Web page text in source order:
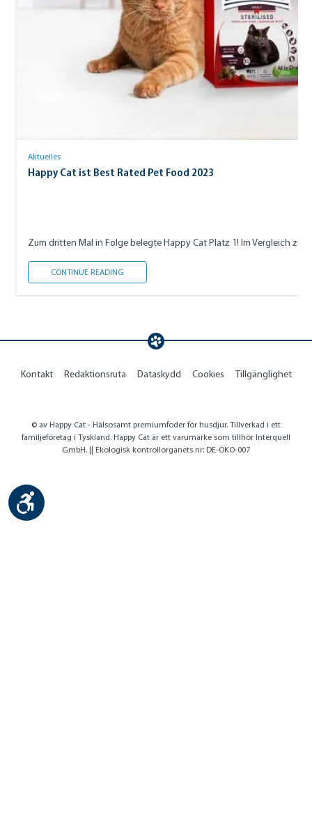
Aktuelles
Happy Cat ist Best Rated Pet Food 2023
Zum dritten Mal in Folge belegte Happy Cat Platz 1! Im Vergleich zu
CONTINUE READING
Kontakt Redaktionsruta Dataskydd Cookies Tillgänglighet
© av Happy Cat - Hälsosamt premiumfoder för husdjur. Tillverkad i ett
familjeföretag i Tyskland. Happy Cat är ett varumärke som tillhör Interquell
GmbH. || Ekologisk kontrollorganets nr: DE-ÖKO-007
Show toolbar